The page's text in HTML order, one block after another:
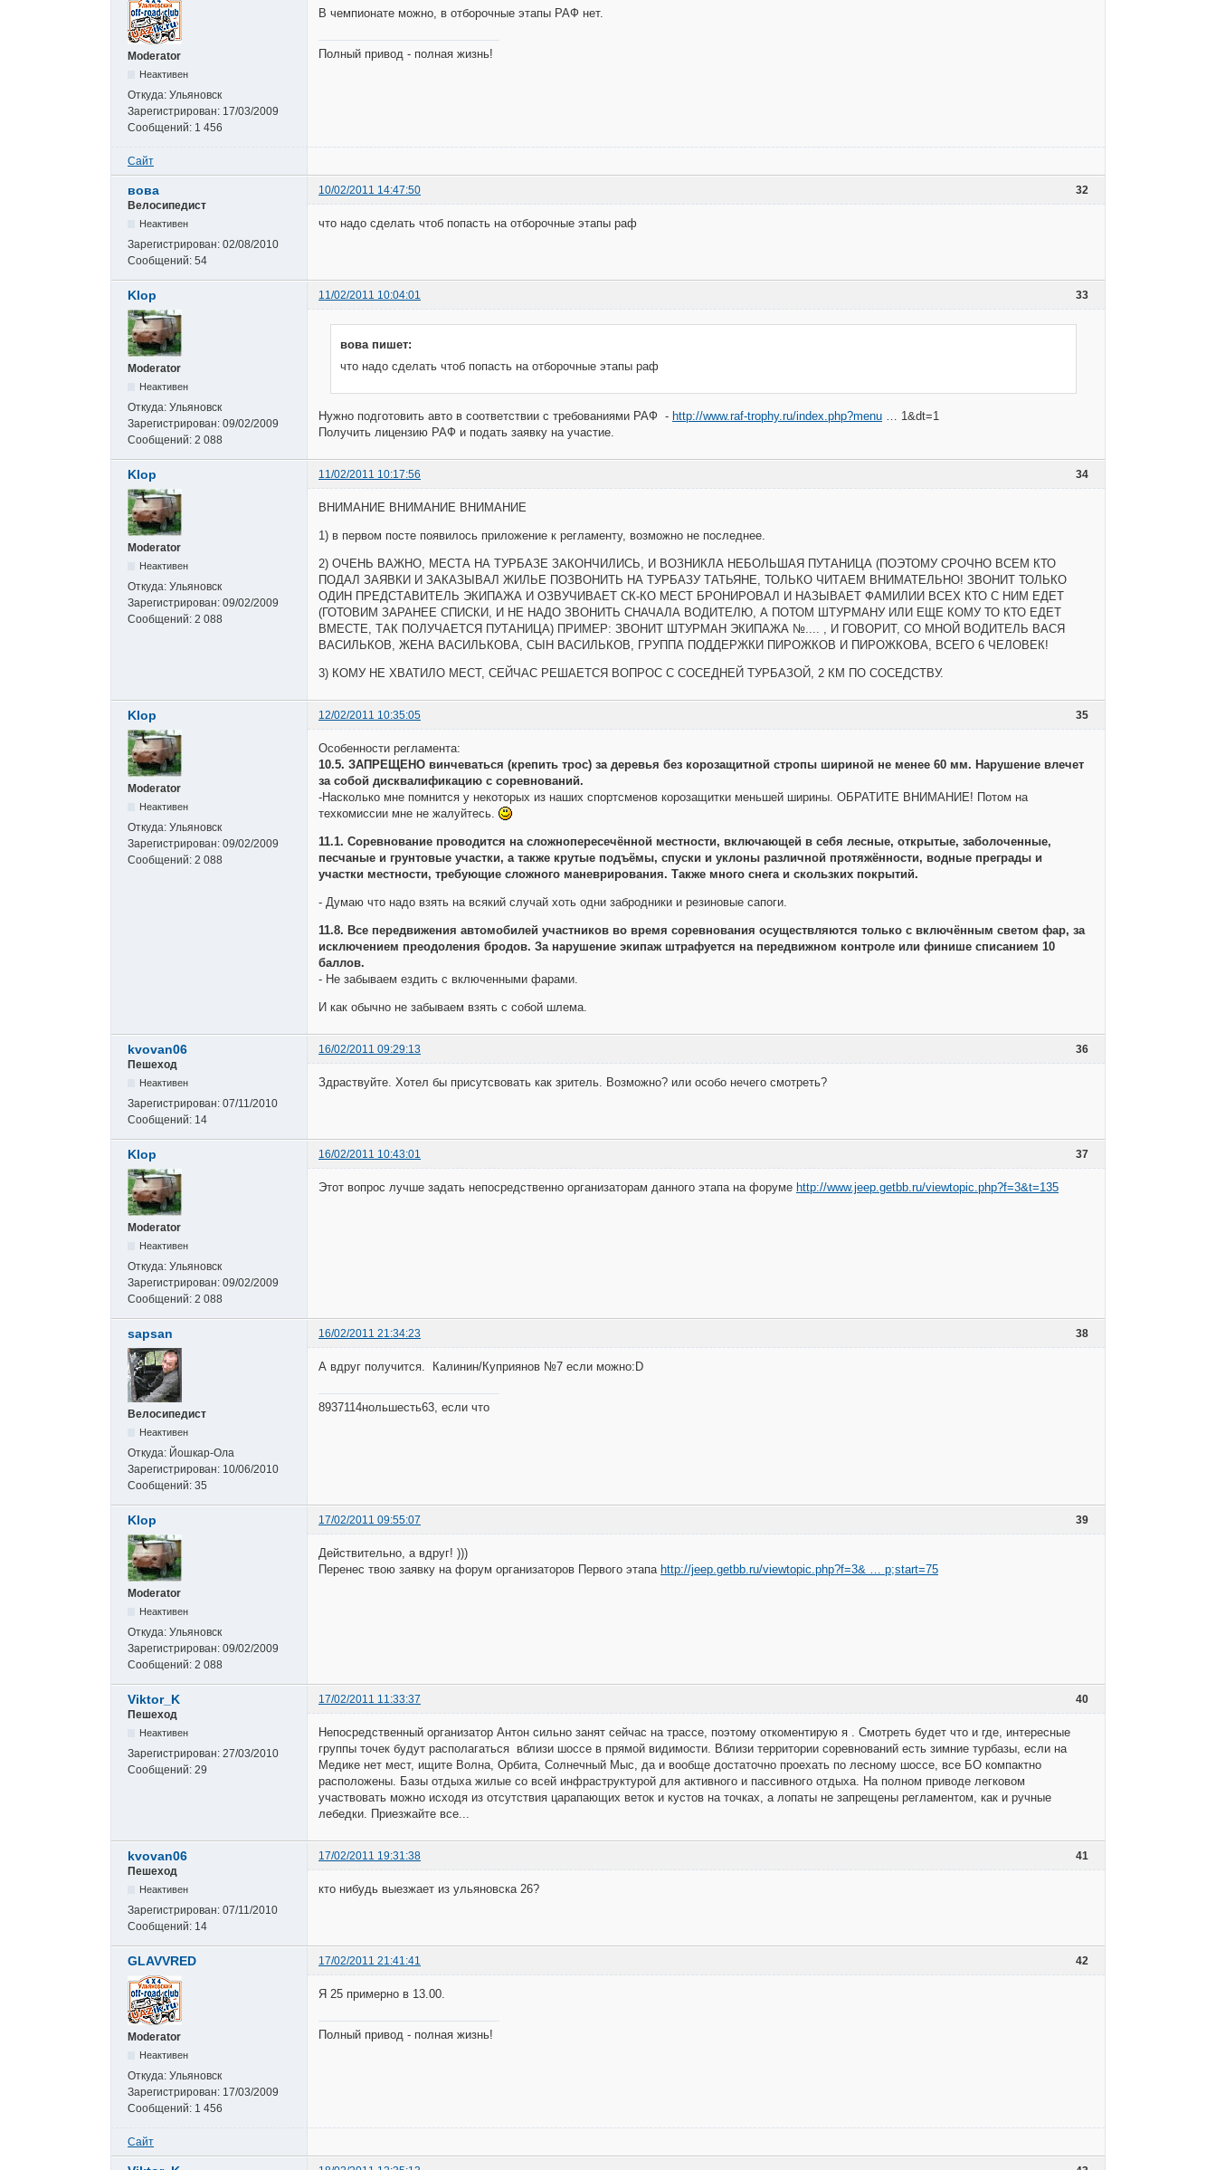
Moderator
Неактивен
Откуда: Ульяновск
Зарегистрирован: 17/03/2009
Сообщений: 1 456
В чемпионате можно, в отборочные этапы РАФ нет.
Полный привод - полная жизнь!
Сайт
32
вова
10/02/2011 14:47:50
Велосипедист
Неактивен
Зарегистрирован: 02/08/2010
Сообщений: 54
что надо сделать чтоб попасть на отборочные этапы раф
33
Klop 11/02/2011 10:04:01
Moderator
Неактивен
Откуда: Ульяновск
Зарегистрирован: 09/02/2009
Сообщений: 2 088
вова пишет:
что надо сделать чтоб попасть на отборочные этапы раф
Нужно подготовить авто в соответствии с требованиями РАФ - http://www.raf-trophy.ru/index.php?menu … 1&dt=1
Получить лицензию РАФ и подать заявку на участие.
34
Klop 11/02/2011 10:17:56
Moderator
Неактивен
Откуда: Ульяновск
Зарегистрирован: 09/02/2009
Сообщений: 2 088
ВНИМАНИЕ ВНИМАНИЕ ВНИМАНИЕ
1) в первом посте появилось приложение к регламенту, возможно не последнее.
2) ОЧЕНЬ ВАЖНО, МЕСТА НА ТУРБАЗЕ ЗАКОНЧИЛИСЬ, И ВОЗНИКЛА НЕБОЛЬШАЯ ПУТАНИЦА (ПОЭТОМУ СРОЧНО ВСЕМ КТО
ПОДАЛ ЗАЯВКИ И ЗАКАЗЫВАЛ ЖИЛЬЕ ПОЗВОНИТЬ НА ТУРБАЗУ ТАТЬЯНЕ, ТОЛЬКО ЧИТАЕМ ВНИМАТЕЛЬНО! ЗВОНИТ ТОЛЬКО
ОДИН ПРЕДСТАВИТЕЛЬ ЭКИПАЖА И ОЗВУЧИВАЕТ СК-КО МЕСТ БРОНИРОВАЛ И НАЗЫВАЕТ ФАМИЛИИ ВСЕХ КТО С НИМ ЕДЕТ
(ГОТОВИМ ЗАРАНЕЕ СПИСКИ, И НЕ НАДО ЗВОНИТЬ СНАЧАЛА ВОДИТЕЛЮ, А ПОТОМ ШТУРМАНУ ИЛИ ЕЩЕ КОМУ ТО КТО ЕДЕТ
ВМЕСТЕ, ТАК ПОЛУЧАЕТСЯ ПУТАНИЦА) ПРИМЕР: ЗВОНИТ ШТУРМАН ЭКИПАЖА №.... , И ГОВОРИТ, СО МНОЙ ВОДИТЕЛЬ ВАСЯ
ВАСИЛЬКОВ, ЖЕНА ВАСИЛЬКОВА, СЫН ВАСИЛЬКОВ, ГРУППА ПОДДЕРЖКИ ПИРОЖКОВ И ПИРОЖКОВА, ВСЕГО 6 ЧЕЛОВЕК!
3) КОМУ НЕ ХВАТИЛО МЕСТ, СЕЙЧАС РЕШАЕТСЯ ВОПРОС С СОСЕДНЕЙ ТУРБАЗОЙ, 2 КМ ПО СОСЕДСТВУ.
35
Klop 12/02/2011 10:35:05
Moderator
Неактивен
Откуда: Ульяновск
Зарегистрирован: 09/02/2009
Сообщений: 2 088
Особенности регламента:
10.5. ЗАПРЕЩЕНО винчеваться (крепить трос) за деревья без корозащитной стропы шириной не менее 60 мм. Нарушение влечет
за собой дисквалификацию с соревнований.
-Насколько мне помнится у некоторых из наших спортсменов корозащитки меньшей ширины. ОБРАТИТЕ ВНИМАНИЕ! Потом на
техкомиссии мне не жалуйтесь.
11.1. Соревнование проводится на сложнопересечённой местности, включающей в себя лесные, открытые, заболоченные,
песчаные и грунтовые участки, а также крутые подъёмы, спуски и уклоны различной протяжённости, водные преграды и
участки местности, требующие сложного маневрирования. Также много снега и скользких покрытий.
- Думаю что надо взять на всякий случай хоть одни забродники и резиновые сапоги.
11.8. Все передвижения автомобилей участников во время соревнования осуществляются только с включённым светом фар, за
исключением преодоления бродов. За нарушение экипаж штрафуется на передвижном контроле или финише списанием 10
баллов.
- Не забываем ездить с включенными фарами.
И как обычно не забываем взять с собой шлема.
36
kvovan06
16/02/2011 09:29:13
Пешеход
Неактивен
Зарегистрирован: 07/11/2010
Сообщений: 14
Здраствуйте. Хотел бы присутсвовать как зритель. Возможно? или особо нечего смотреть?
37
Klop 16/02/2011 10:43:01
Moderator
Неактивен
Откуда: Ульяновск
Зарегистрирован: 09/02/2009
Сообщений: 2 088
Этот вопрос лучше задать непосредственно организаторам данного этапа на форуме http://www.jeep.getbb.ru/viewtopic.php?f=3&t=135
38
sapsan 16/02/2011 21:34:23
Велосипедист
Неактивен
Откуда: Йошкар-Ола
Зарегистрирован: 10/06/2010
Сообщений: 35
А вдруг получится. Калинин/Куприянов №7 если можно:D
8937114нольшесть63, если что
39
Klop 17/02/2011 09:55:07
Moderator
Неактивен
Откуда: Ульяновск
Зарегистрирован: 09/02/2009
Сообщений: 2 088
Действительно, а вдруг! )))
Перенес твою заявку на форум организаторов Первого этапа http://jeep.getbb.ru/viewtopic.php?f=3& … p;start=75
40
Viktor_K
17/02/2011 11:33:37
Пешеход
Неактивен
Зарегистрирован: 27/03/2010
Сообщений: 29
Непосредственный организатор Антон сильно занят сейчас на трассе, поэтому откоментирую я . Смотреть будет что и где, интересные
группы точек будут располагаться вблизи шоссе в прямой видимости. Вблизи территории соревнований есть зимние турбазы, если на
Медике нет мест, ищите Волна, Орбита, Солнечный Мыс, да и вообще достаточно проехать по лесному шоссе, все БО компактно
расположены. Базы отдыха жилые со всей инфраструктурой для активного и пассивного отдыха. На полном приводе легковом
участвовать можно исходя из отсутствия царапающих веток и кустов на точках, а лопаты не запрещены регламентом, как и ручные
лебедки. Приезжайте все...
41
kvovan06
17/02/2011 19:31:38
Пешеход
Неактивен
Зарегистрирован: 07/11/2010
Сообщений: 14
кто нибудь выезжает из ульяновска 26?
42
GLAVVRED 17/02/2011 21:41:41
Moderator
Неактивен
Откуда: Ульяновск
Зарегистрирован: 17/03/2009
Сообщений: 1 456
Я 25 примерно в 13.00.
Полный привод - полная жизнь!
Сайт